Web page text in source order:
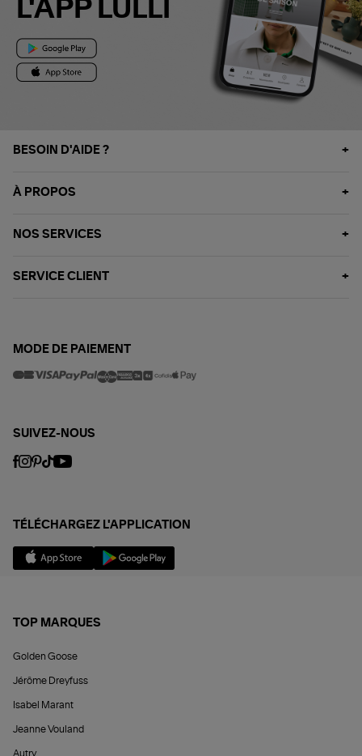
L'APP LULLI
BESOIN D'AIDE ?
À PROPOS
NOS SERVICES
SERVICE CLIENT
MODE DE PAIEMENT
SUIVEZ-NOUS
TÉLÉCHARGEZ L'APPLICATION
TOP MARQUES
Golden Goose
Jérôme Dreyfuss
Isabel Marant
Jeanne Vouland
Autry